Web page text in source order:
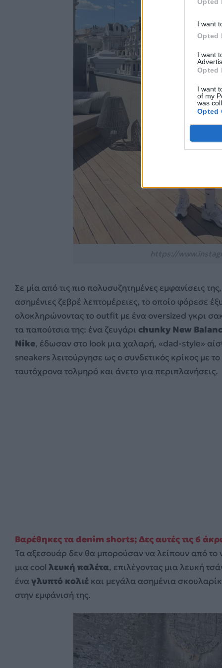
I want
Opted
I want
Opted
I want
of my
was
Opted
Σε μία από τις πιο πολυσυζητημένες εμφανίσεις
ασημένιες ζεβρέ λεπτομέρειες, το οποίο φόρεσε
ολοκληρώνοντας το outfit με ένα oversized γκρι
τα παπούτσια της: ένα ζευγάρι chunky New
Nike, έδωσαν στο look μια χαλαρή, «dad-style»
sneakers λειτούργησε ως ο συνδετικός κρίκος με
ταυτόχρονα τολμηρό και άνετο για περιπλανήσεις.
Βαρέθηκες τα denim shorts; Δες αυτές τις 6
Τα αξεσουάρ δεν θα μπορούσαν να λείπουν από το
μια cool λευκή παλέτα, επιλέγοντας μια λευκή
έναγλυπτό κολιέ και μεγάλα ασημένια
στην εμφάνισή της.